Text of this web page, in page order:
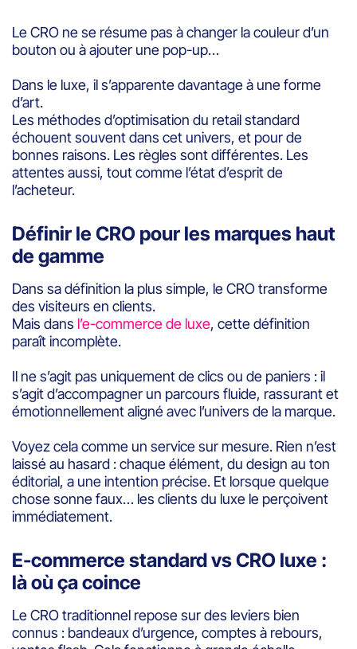
Le CRO ne se résume pas à changer la couleur d’un
bouton ou à ajouter une pop-up…
Dans le luxe, il s’apparente davantage à une forme
d’art.
Les méthodes d’optimisation du retail standard
échouent souvent dans cet univers, et pour de
bonnes raisons. Les règles sont différentes. Les
attentes aussi, tout comme l’état d’esprit de
l’acheteur.
Définir le CRO pour les marques haut
de gamme
Dans sa définition la plus simple, le CRO transforme
des visiteurs en clients.
Mais dans l’e-commerce de luxe, cette définition
paraît incomplète.
Il ne s’agit pas uniquement de clics ou de paniers : il
s’agit d’accompagner un parcours fluide, rassurant et
émotionnellement aligné avec l’univers de la marque.
Voyez cela comme un service sur mesure. Rien n’est
laissé au hasard : chaque élément, du design au ton
éditorial, a une intention précise. Et lorsque quelque
chose sonne faux… les clients du luxe le perçoivent
immédiatement.
E-commerce standard vs CRO luxe :
là où ça coince
Le CRO traditionnel repose sur des leviers bien
connus : bandeaux d’urgence, comptes à rebours,